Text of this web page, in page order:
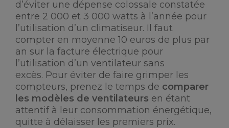
d’éviter une dépense colossale constatée
entre 2 000 et 3 000 watts à l’année pour
l’utilisation d’un climatiseur. Il faut
compter en moyenne 10 euros de plus par
an sur la facture électrique pour
l’utilisation d’un ventilateur sans
excès. Pour éviter de faire grimper les
compteurs, prenez le temps de comparer
les modèles de ventilateurs en étant
attentif à leur consommation énergétique,
quitte à délaisser les premiers prix.